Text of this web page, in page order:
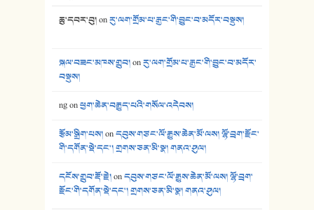
ཆུ་དབར་བུ།onརུ་ལག་གྲོམ་པ་རྒྱང་གི་བྱུང་བ་མདོར་བསྡུས།
སྐལ་བཟང་མཁས་གྲུབ།onརུ་ལག་གྲོམ་པ་རྒྱང་གི་བྱུང་བ་མདོར་
བསྡུས།
ngonཕྱག་ཆེན་བརྒྱུད་པའི་གསོལ་འདེབས།
རྩོམ་སྒྲིག་པས།onདབུས་གཙང་ལོ་རྒྱུས་ཆེན་མོ་ལས། ལྷོ་བྲག་རྫོང་
གི་དགོན་སྡེ་དང་། གྲགས་ཅན་མི་སྣ། གནའ་ཤུལ།
དངོས་གྲུབ་རྡོ་རྗེ།onདབུས་གཙང་ལོ་རྒྱུས་ཆེན་མོ་ལས། ལྷོ་བྲག་
རྫོང་གི་དགོན་སྡེ་དང་། གྲགས་ཅན་མི་སྣ། གནའ་ཤུལ།